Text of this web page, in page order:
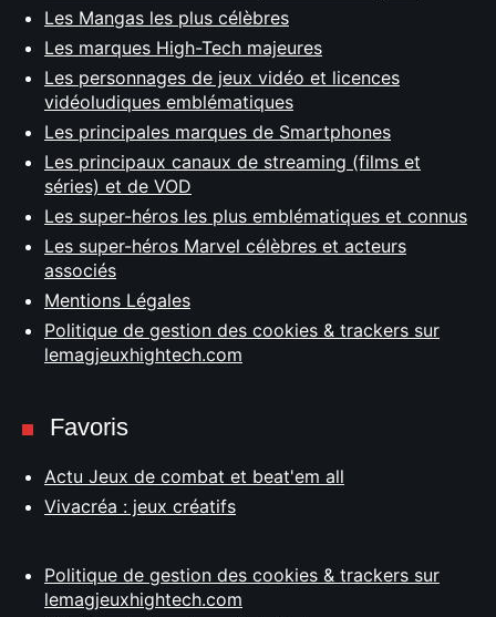
Les Mangas les plus célèbres
Les marques High-Tech majeures
Les personnages de jeux vidéo et licences
vidéoludiques emblématiques
Les principales marques de Smartphones
Les principaux canaux de streaming (films et
séries) et de VOD
Les super-héros les plus emblématiques et connus
Les super-héros Marvel célèbres et acteurs
associés
Mentions Légales
Politique de gestion des cookies & trackers sur
lemagjeuxhightech.com
Favoris
Actu Jeux de combat et beat'em all
Vivacréa : jeux créatifs
Politique de gestion des cookies & trackers sur
lemagjeuxhightech.com